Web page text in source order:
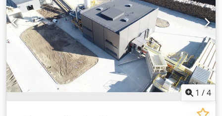
1 /4